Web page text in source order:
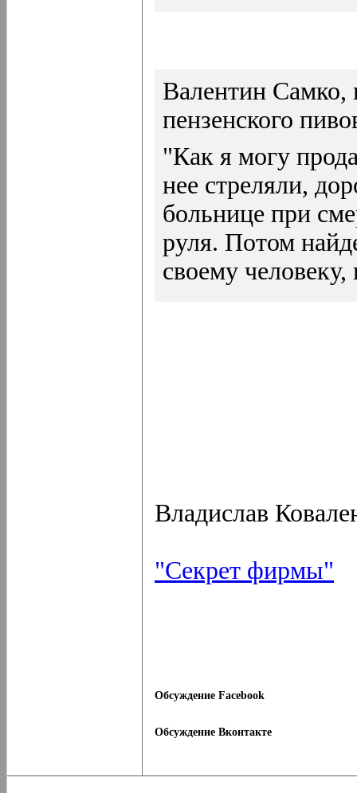
Валентин Самко,
пензенского
"Как я могу
нее стреляли,
больнице при
руля. Потом
своему
Владислав
"Секрет фирмы"
Обсуждение Facebook
Обсуждение Вконтакте